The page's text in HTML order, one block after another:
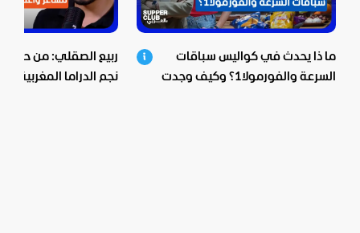
ما ذا يحدث في كواليس سباقات
السرعة والفورمولا1؟ وكيف وجدت
ربيع الصقلي: من حي
نجم الدراما المغربية..